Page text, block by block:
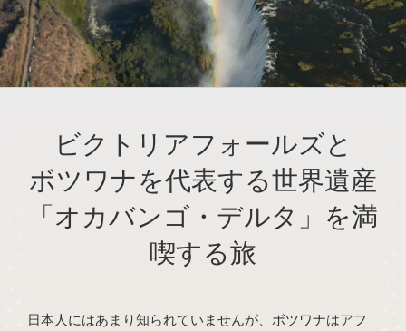
ビクトリアフォールズと
ボツワナを代表する世界遺産
「オカバンゴ・デルタ」を満
喫する旅
日本人にはあまり知られていませんが、ボツワナはアフ